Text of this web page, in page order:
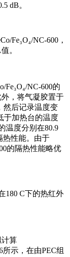
dB。
Fe₃O₄/NC-600，
值。
Fe₃O₄/NC-600的
外，将气凝胶置于
然后记录温度变
于加热台的温度
温度分别在80.9
性能。由于
的隔热性能略优
180 C下的热红外
计算
所示，在由PEC组